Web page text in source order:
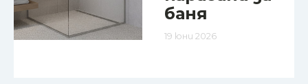
баня
19 юни 2026